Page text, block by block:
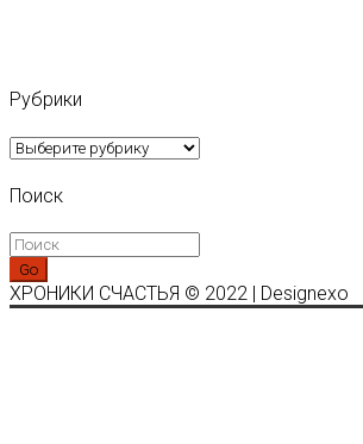
Рубрики
Рубрики
Поиск
Go
ХРОНИКИ СЧАСТЬЯ © 2022 | Designexo